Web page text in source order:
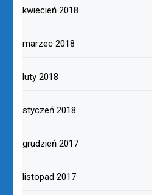
kwiecień 2018
marzec 2018
luty 2018
styczeń 2018
grudzień 2017
listopad 2017